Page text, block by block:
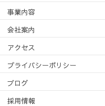
事業内容
会社案内
アクセス
プライバシーポリシー
ブログ
採用情報